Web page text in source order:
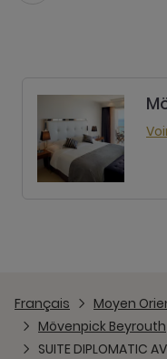
Français Moyen
Mövenpick Beyrouth
SUITE DIPLOMATIC